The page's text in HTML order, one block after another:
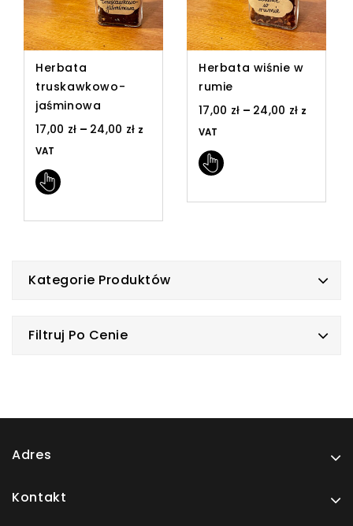
Herbata
truskawkowo-
jaśminowa
17,00 zł – 24,00 zł z
VAT
Herbata wiśnie w
rumie
17,00 zł – 24,00 zł z
VAT
Kategorie Produktów
Filtruj Po Cenie
Adres
Kontakt